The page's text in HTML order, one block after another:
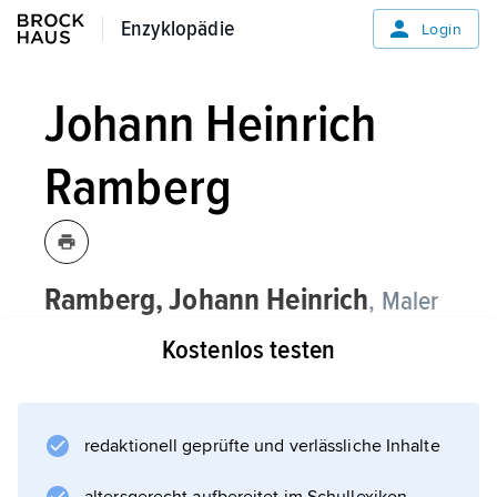
Enzyklopädie
Enzyklopädie Login
Johann Heinrich
Ramberg
Ramberg,Johann Heinrich, Maler
und Zeichner, * Hannover 22. 7. 1763,
† ebenda 6. 7. 1840,
Arthur Georg Ramberg
Kostenlos testen
redaktionell geprüfte und verlässliche Inhalte